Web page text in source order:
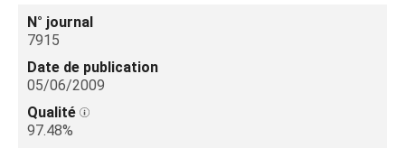
N° journal
7915
Date de publication
05/06/2009
Qualité
97.48%